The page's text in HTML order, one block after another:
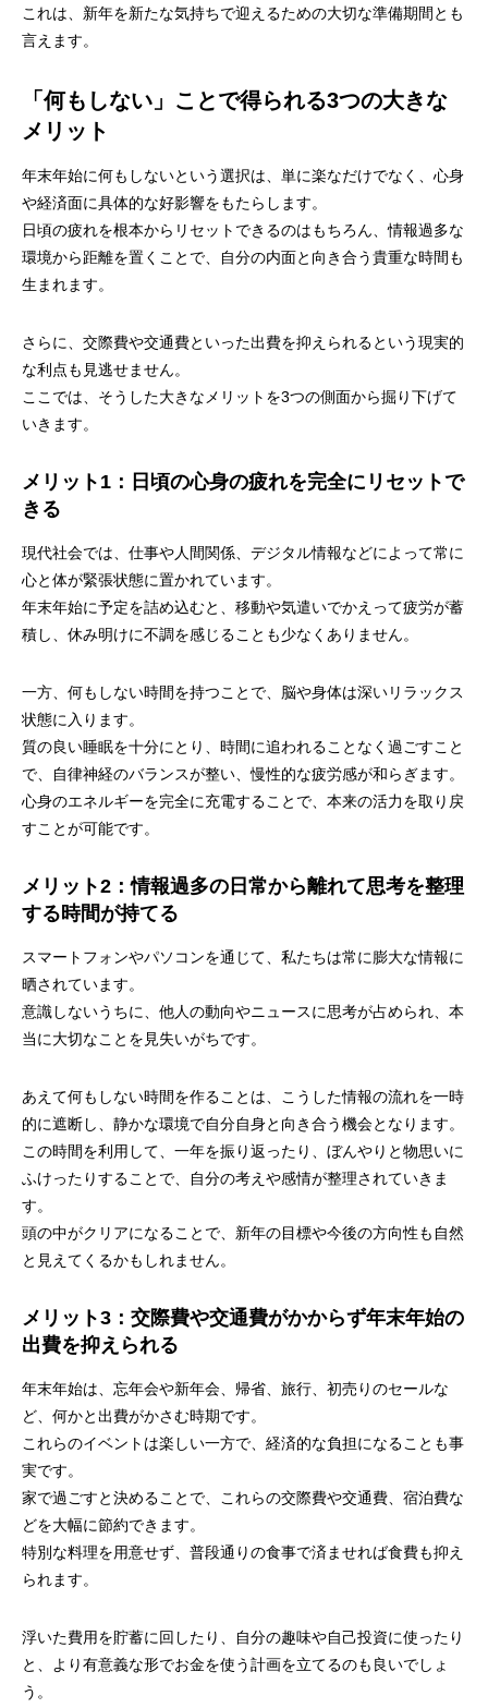
これは、新年を新たな気持ちで迎えるための大切な準備期間とも
言えます。
「何もしない」ことで得られる3つの大きな
メリット
年末年始に何もしないという選択は、単に楽なだけでなく、心身
や経済面に具体的な好影響をもたらします。
日頃の疲れを根本からリセットできるのはもちろん、情報過多な
環境から距離を置くことで、自分の内面と向き合う貴重な時間も
生まれます。
さらに、交際費や交通費といった出費を抑えられるという現実的
な利点も見逃せません。
ここでは、そうした大きなメリットを3つの側面から掘り下げて
いきます。
メリット1：日頃の心身の疲れを完全にリセットで
きる
現代社会では、仕事や人間関係、デジタル情報などによって常に
心と体が緊張状態に置かれています。
年末年始に予定を詰め込むと、移動や気遣いでかえって疲労が蓄
積し、休み明けに不調を感じることも少なくありません。
一方、何もしない時間を持つことで、脳や身体は深いリラックス
状態に入ります。
質の良い睡眠を十分にとり、時間に追われることなく過ごすこと
で、自律神経のバランスが整い、慢性的な疲労感が和らぎます。
心身のエネルギーを完全に充電することで、本来の活力を取り戻
すことが可能です。
メリット2：情報過多の日常から離れて思考を整理
する時間が持てる
スマートフォンやパソコンを通じて、私たちは常に膨大な情報に
晒されています。
意識しないうちに、他人の動向やニュースに思考が占められ、本
当に大切なことを見失いがちです。
あえて何もしない時間を作ることは、こうした情報の流れを一時
的に遮断し、静かな環境で自分自身と向き合う機会となります。
この時間を利用して、一年を振り返ったり、ぼんやりと物思いに
ふけったりすることで、自分の考えや感情が整理されていきま
す。
頭の中がクリアになることで、新年の目標や今後の方向性も自然
と見えてくるかもしれません。
メリット3：交際費や交通費がかからず年末年始の
出費を抑えられる
年末年始は、忘年会や新年会、帰省、旅行、初売りのセールな
ど、何かと出費がかさむ時期です。
これらのイベントは楽しい一方で、経済的な負担になることも事
実です。
家で過ごすと決めることで、これらの交際費や交通費、宿泊費な
どを大幅に節約できます。
特別な料理を用意せず、普段通りの食事で済ませれば食費も抑え
られます。
浮いた費用を貯蓄に回したり、自分の趣味や自己投資に使ったり
と、より有意義な形でお金を使う計画を立てるのも良いでしょ
う。